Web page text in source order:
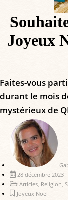
Joyeux
Faites-vous
durant le mois
mystérieux de
28 décembre 2023
Articles, Religion,
Joyeux Noël